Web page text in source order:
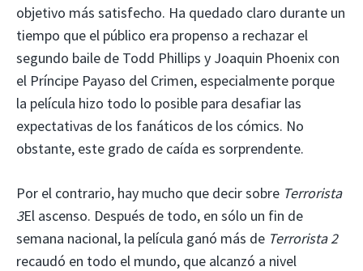
objetivo más satisfecho. Ha quedado claro durante un
tiempo que el público era propenso a rechazar el
segundo baile de Todd Phillips y Joaquin Phoenix con
el Príncipe Payaso del Crimen, especialmente porque
la película hizo todo lo posible para desafiar las
expectativas de los fanáticos de los cómics. No
obstante, este grado de caída es sorprendente.
Por el contrario, hay mucho que decir sobre Terrorista
3El ascenso. Después de todo, en sólo un fin de
semana nacional, la película ganó más de Terrorista 2
recaudó en todo el mundo, que alcanzó a nivel